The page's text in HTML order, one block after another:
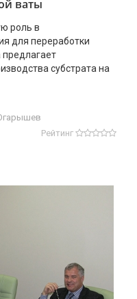
ваты
роль в
для переработки
субстрата на
Рейтинг